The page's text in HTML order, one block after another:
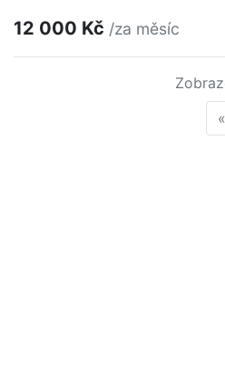
12 000 Kč /za měsíc
«